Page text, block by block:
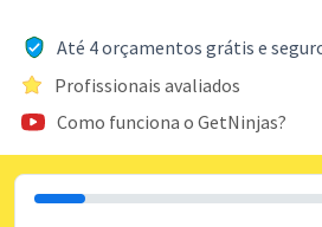
Até 4 orçamentos grátis e
Profissionais avaliados
Como funciona o GetNinjas?